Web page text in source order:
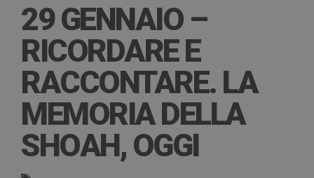
29 GENNAIO –
RICORDARE E
RACCONTARE. LA
MEMORIA DELLA
SHOAH, OGGI